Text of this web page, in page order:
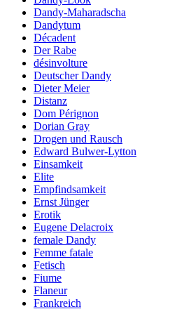
Dandy-Maharadscha
Dandytum
Décadent
Der Rabe
désinvolture
Deutscher Dandy
Dieter Meier
Distanz
Dom Pérignon
Dorian Gray
Drogen und Rausch
Edward Bulwer-Lytton
Einsamkeit
Elite
Empfindsamkeit
Ernst Jünger
Erotik
Eugene Delacroix
female Dandy
Femme fatale
Fetisch
Fiume
Flaneur
Frankreich